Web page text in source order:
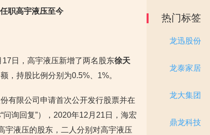
职高宇液压至今
日，高宇液压新增了两名股东徐天
，持股比例分别为0.5%、1%。
有限公司申请首次公开发行股票并在
询回复”），2020年12月21日，海宏
宇液压的股东，二人分别对高宇液压
热门标签
龙迅股份
龙泰家居
龙大集团
鼎龙科技